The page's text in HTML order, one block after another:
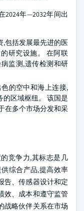
2024年—2032年间出
,包括发展最先进的医
研究设施。 在阿联
监测,遗传检测和研
的空中和海上连接,
区域枢纽。 该国是
在多个市场分发和采
竞争力,其标志是几
综合产品,提高效率
告、传感器设计和定
效、成本和遵守监管
战略伙伴关系在市场